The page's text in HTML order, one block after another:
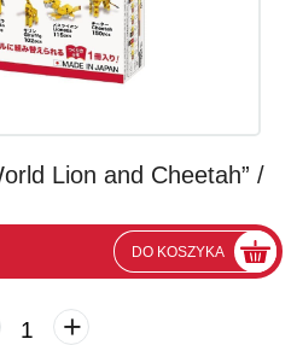
Lion and Cheetah” /
DO KOSZYKA
+